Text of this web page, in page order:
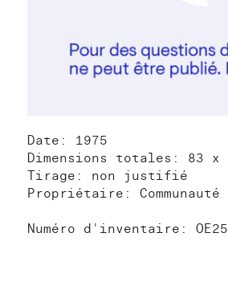
Date: 1975
Dimensions totales: 83 x
Tirage: non justifié
Propriétaire:
Numéro d'inventaire: